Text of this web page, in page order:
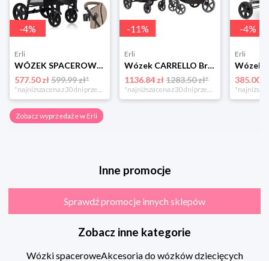
-4%
Erli
WÓZEK SPACEROWY DO 22KG DUŻE BEZOBSŁUGOWE KOŁA + Moskitiera LIONELO ANNET
577.50 zł599.99 zł*
*najniższa cena z 30 dni przed obniżką
-11%
Erli
Wózek CARRELLO Bravo SL Deluxe Copper Beige 2026
1136.84 zł 1283.50 zł*
*najniższa cena z 30 dni przed obniżką
-4%
Erli
385.00 zł
Zobacz wyprzedaże w Erli
Inne promocje
Sprawdź promocje innych sklepów
Zobacz inne kategorie
Wózki spaceroweAkcesoria do wózków dziecięcych